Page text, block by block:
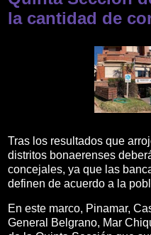
la cantidad de
Tras los resultados que
distritos bonaerenses
concejales, ya que las
definen de acuerdo a la
En este marco, Pinamar,
General Belgrano, Mar